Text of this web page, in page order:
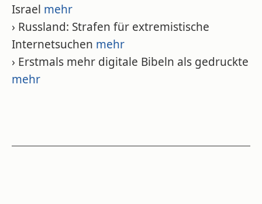
Israel mehr
› Russland: Strafen für extremistische
Internetsuchen mehr
› Erstmals mehr digitale Bibeln als gedruckte
mehr